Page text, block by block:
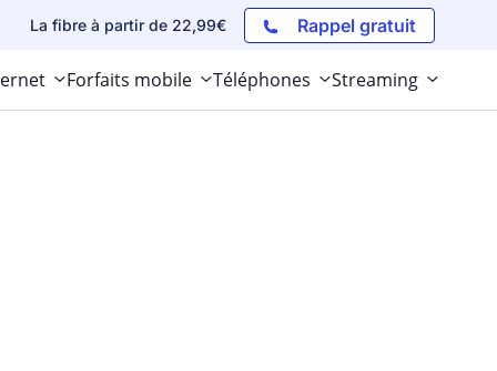
La fibre à partir de 22,99€ Rappel gratuit
Forfaits mobile Téléphones Streaming